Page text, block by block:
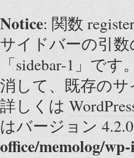
Notice: 関数
サイドバーの引
「sidebar-1」です。
消して、既存の
詳しくは
はバージョン
office/memolog/